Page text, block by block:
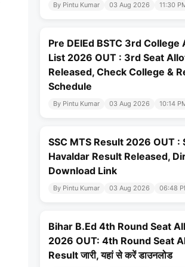
By Pintu Kumar 03 Aug 2026 11:30
Pre DElEd BSTC 3rd
List 2026 OUT : 3rd Seat
Released, Check College &
Schedule
By Pintu Kumar 03 Aug 2026 10:14
SSC MTS Result 2026 OUT :
Havaldar Result Released,
Download Link
By Pintu Kumar 03 Aug 2026 06:48
Bihar B.Ed 4th Round Seat
2026 OUT: 4th Round Seat
Result जारी, यहां से करें डाउनलोड